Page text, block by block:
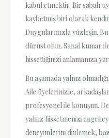
kabul etmektir. Bir sabah
kaybetmiş biri olarak
Duygularınızla yüzleşin.
dürüst olun. Sanal kumar
hissettiğinizi anlamanıza
Bu aşamada yalnız
Aile üyelerinizle,
profesyonel ile konuşun.
yalnız hissetmenizi
deneyimlerini dinlemek,